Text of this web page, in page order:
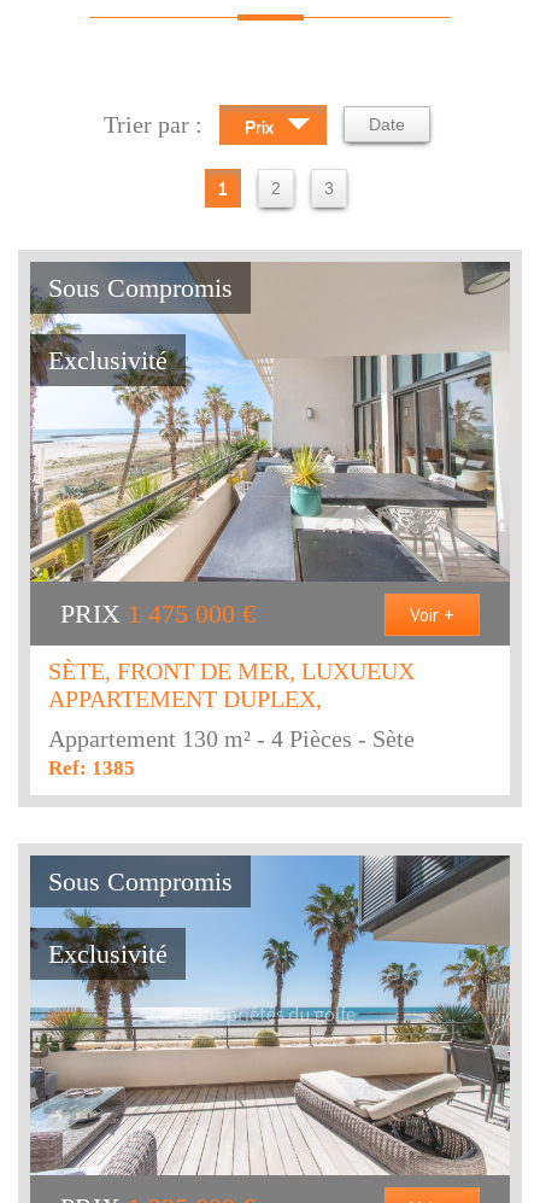
Trier par : Prix Date
1 2 3
Sous Compromis
Exclusivité
PRIX 1 475 000 € Voir +
SÈTE, FRONT DE MER, LUXUEUX
APPARTEMENT DUPLEX,
Appartement 130 m² - 4 Pièces - Sète
Ref: 1385
Sous Compromis
Exclusivité